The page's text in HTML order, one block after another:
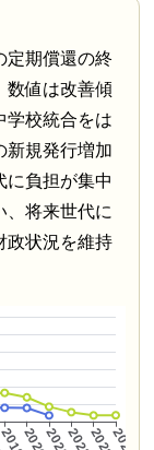
定期償還の終
数値は改善傾
学校統合をは
新規発行増加
に負担が集中
、将来世代に
政状況を維持